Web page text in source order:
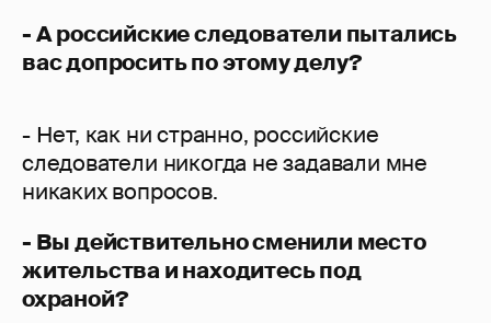
- А российские следователи пытались
вас допросить по этому делу?
- Нет, как ни странно, российские
следователи никогда не задавали мне
никаких вопросов.
- Вы действительно сменили место
жительства и находитесь под
охраной?